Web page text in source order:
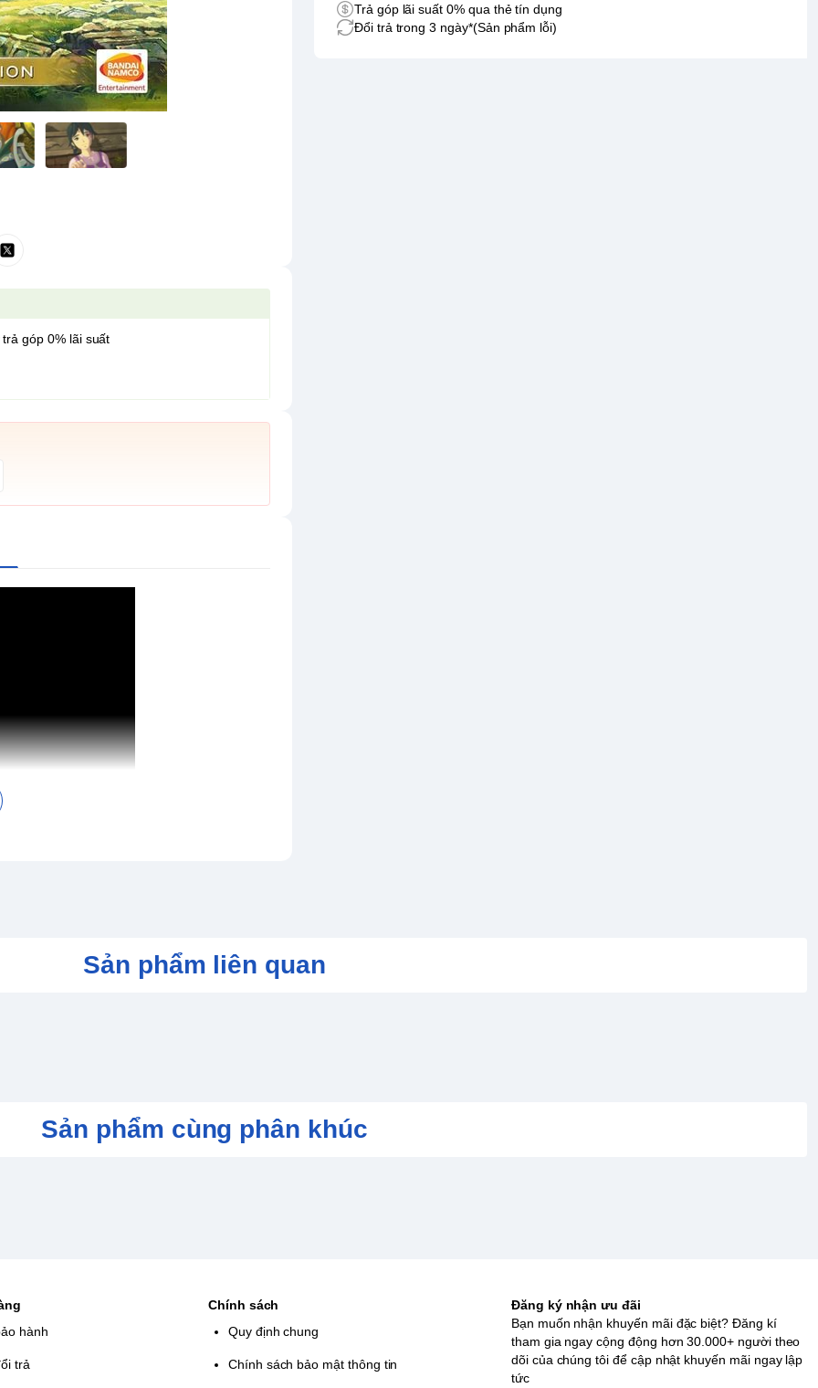
Trả góp lãi suất 0% qua thẻ tín dụng
Đổi trả trong 3 ngày*(Sản phẩm lỗi)
góp 0% lãi suất
Sản phẩm liên quan
Sản phẩm cùng phân khúc
hành
trả
Chính sách
Quy định chung
Chính sách bảo mật thông tin
Đăng ký nhận ưu đãi
Bạn muốn nhận khuyến mãi đặc biệt? Đăng kí
tham gia ngay cộng động hơn 30.000+ người theo
dõi của chúng tôi để cập nhật khuyến mãi ngay lập
tức